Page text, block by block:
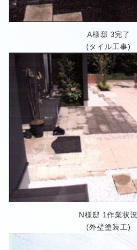
A様邸 3完了
(タイル工事)
N様邸 1作業状況
(外壁塗装工)